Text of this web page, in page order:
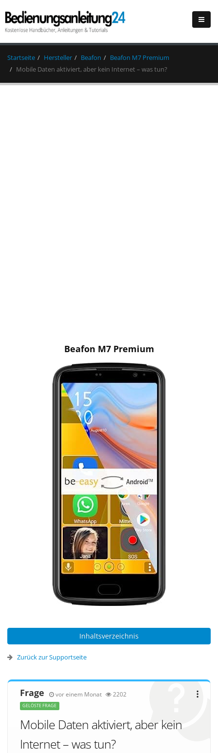
Startseite Hersteller Beafon
Beafon M7 Premium
Mobile Daten aktiviert, aber kein Internet – was tun?
Beafon M7 Premium
Inhaltsverzeichnis
Zurück zur Supportseite
Frage vor einem Monat 2202
GELÖSTE FRAGE
Mobile Daten aktiviert, aber kein
Internet – was tun?